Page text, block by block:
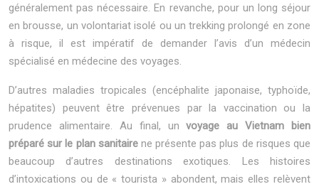
généralement pas nécessaire. En revanche, pour un long séjour
en brousse, un volontariat isolé ou un trekking prolongé en zone
à risque, il est impératif de demander l’avis d’un médecin
spécialisé en médecine des voyages.
D’autres maladies tropicales (encéphalite japonaise, typhoïde,
hépatites) peuvent être prévenues par la vaccination ou la
prudence alimentaire. Au final, unvoyage au Vietnam bien
préparé sur le plan sanitairene présente pas plus de risques que
beaucoup d’autres destinations exotiques. Les histoires
d’intoxications ou de « tourista » abondent, mais elles relèvent